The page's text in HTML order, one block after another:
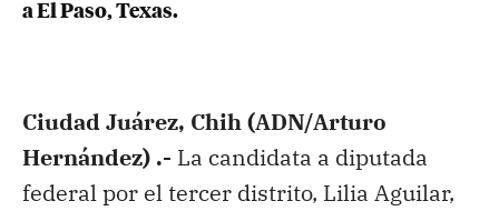
a El Paso, Texas.
Ciudad Juárez, Chih (ADN/Arturo
Hernández) .- La candidata a diputada
federal por el tercer distrito, Lilia Aguilar,